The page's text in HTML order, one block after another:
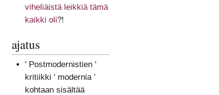
viheliäistä leikkiä tämä
kaikki oli?!
ajatus
' Postmodernistien '
kritiikki ' modernia '
kohtaan sisältää